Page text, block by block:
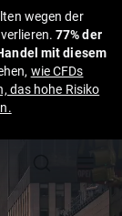
wegen der
77% der
mit diesem
wie CFDs
das hohe Risiko